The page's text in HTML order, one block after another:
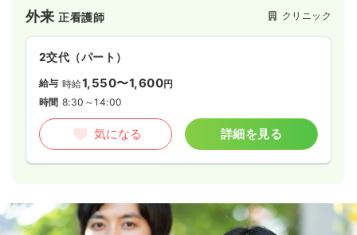
外来正看護師 クリニック
2交代（パート）
給与 時給1,550〜1,600円
時間 8:30～14:00
気になる 詳細を見る